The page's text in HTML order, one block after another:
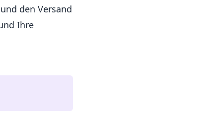
den Versand
Ihre